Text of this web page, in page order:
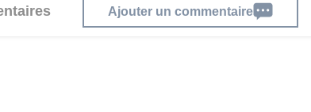
Ajouter un commentaire